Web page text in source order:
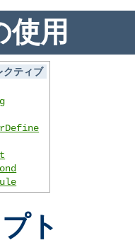
使用
クティブ
ト